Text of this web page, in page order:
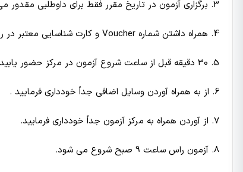
3. برگزاری آزمون در تاریخ مقرر فقط برای داوطلبی مقدور می باشد که ثبت نام با نام وی انجام شده است.
4. همراه داشتن شماره Voucher و کارت شناسایی معتبر در روز آزمون الزامیست.
5. 30 دقیقه قبل از ساعت شروع آزمون در مركز حضور یابید. در صورت تاخیر و شروع آزمون از داوطلبان تاخیری آزمون بعمل نخواهد آمد .
6. از به همراه آوردن وسایل اضافی جداً خودداری فرمایید .
7. از آوردن همراه به مركز آزمون جداً خودداری فرمایید.
8. آزمون راس ساعت 9 صبح شروع می شود.